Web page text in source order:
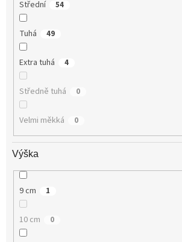
Střední 54
Tuhá 49
Extra tuhá 4
Středně tuhá 0
Velmi měkká 0
Výška
9 cm 1
10 cm 0